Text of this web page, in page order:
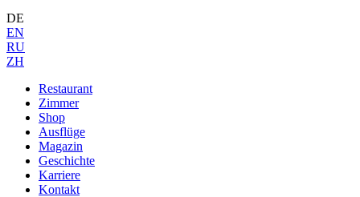
DE
EN
RU
ZH
Restaurant
Zimmer
Shop
Ausflüge
Magazin
Geschichte
Karriere
Kontakt